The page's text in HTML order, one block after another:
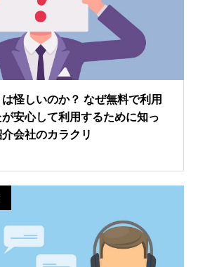
怪しいのか？ なぜ無料で利用
安心して利用するために知っ
会社のカラクリ